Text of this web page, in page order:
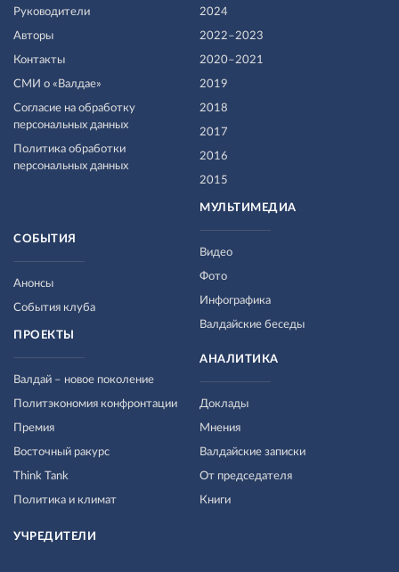
Руководители
Авторы
Контакты
СМИ о «Валдае»
Согласие на обработку
персональных данных
Политика обработки
персональных данных
2024
2022–2023
2020–2021
2019
2018
2017
2016
2015
МУЛЬТИМЕДИА
Видео
Фото
Инфографика
Валдайские беседы
СОБЫТИЯ
Анонсы
События клуба
ПРОЕКТЫ
Валдай – новое поколение
Политэкономия конфронтации
Премия
Восточный ракурс
Think Tank
Политика и климат
АНАЛИТИКА
Доклады
Мнения
Валдайские записки
От председателя
Книги
УЧРЕДИТЕЛИ